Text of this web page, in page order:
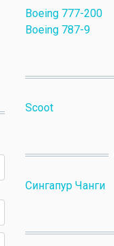
Boeing 777-200
Boeing 787-9
Scoot
Сингапур Чанги